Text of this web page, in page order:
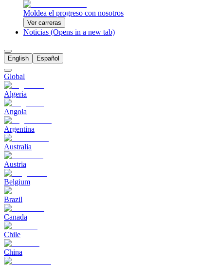
Moldea el progreso con nosotros
Ver carreras
Noticias (Opens in a new tab)
English Español
Global
Algeria
Angola
Argentina
Australia
Austria
Belgium
Brazil
Canada
Chile
China